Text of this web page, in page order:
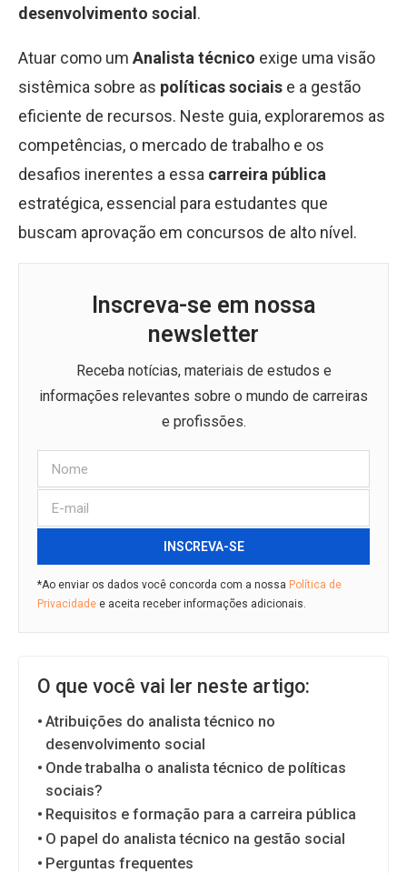
desenvolvimento social .
Atuar como um Analista técnico exige uma visão
sistêmica sobre as políticas sociais e a gestão
eficiente de recursos. Neste guia, exploraremos as
competências, o mercado de trabalho e os
desafios inerentes a essa carreira pública
estratégica, essencial para estudantes que
buscam aprovação em concursos de alto nível.
Inscreva-se em nossa
newsletter
Receba notícias, materiais de estudos e
informações relevantes sobre o mundo de carreiras
e profissões.
INSCREVA-SE
*Ao enviar os dados você concorda com a nossa Política de
Privacidade e aceita receber informações adicionais.
O que você vai ler neste artigo:
Atribuições do analista técnico no
desenvolvimento social
Onde trabalha o analista técnico de políticas
sociais?
Requisitos e formação para a carreira pública
O papel do analista técnico na gestão social
Perguntas frequentes